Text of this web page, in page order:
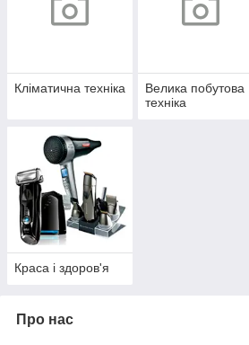
Кліматична техніка
Велика побутова
техніка
Краса і здоров'я
Про нас